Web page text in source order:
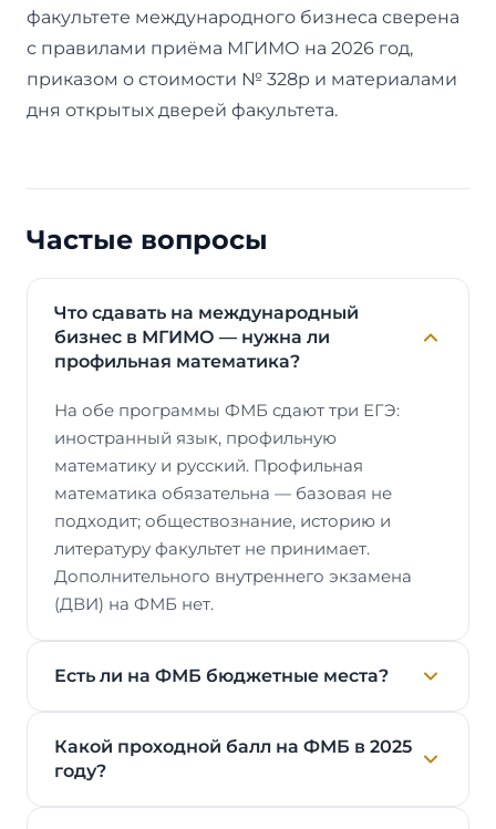
факультете международного бизнеса сверена
с правилами приёма МГИМО на 2026 год,
приказом о стоимости № 328р и материалами
дня открытых дверей факультета.
Частые вопросы
Что сдавать на международный
бизнес в МГИМО — нужна ли
профильная математика?
На обе программы ФМБ сдают три ЕГЭ:
иностранный язык, профильную
математику и русский. Профильная
математика обязательна — базовая не
подходит; обществознание, историю и
литературу факультет не принимает.
Дополнительного внутреннего экзамена
(ДВИ) на ФМБ нет.
Есть ли на ФМБ бюджетные места?
Какой проходной балл на ФМБ в 2025
году?